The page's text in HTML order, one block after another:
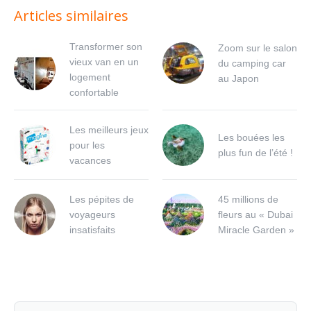
Articles similaires
Transformer son
vieux van en un
logement
confortable
Zoom sur le salon
du camping car
au Japon
Les meilleurs jeux
pour les
vacances
Les bouées les
plus fun de l’été !
Les pépites de
voyageurs
insatisfaits
45 millions de
fleurs au « Dubai
Miracle Garden »